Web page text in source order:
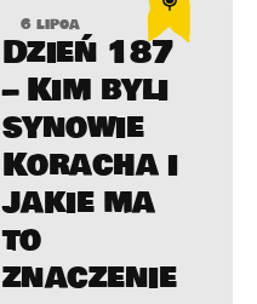
6 lipca
Dzień 187
– Kim byli
synowie
Koracha i
jakie ma
to
znaczenie